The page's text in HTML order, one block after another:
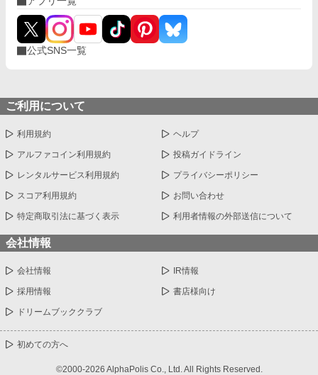
公式SNS一覧
ご利用について
利用規約 ヘルプ
アルファコイン利用規約 投稿ガイドライン
レンタルサービス利用規約 プライバシーポリシー
スコア利用規約 お問い合わせ
特定商取引法に基づく表示 利用者情報の外部送信について
会社情報
会社情報 IR情報
採用情報 書店様向け
ドリームブッククラブ
初めての方へ
©2000-2026 AlphaPolis Co., Ltd. All Rights Reserved.